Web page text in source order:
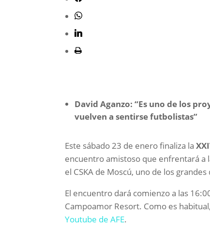
David Aganzo: “Es uno de los
vuelven a sentirse futbolistas”
Este sábado 23 de enero finaliza la
encuentro amistoso que enfrentará a
el CSKA de Moscú, uno de los
El encuentro dará comienzo a las
Campoamor Resort. Como es
Youtube de AFE.